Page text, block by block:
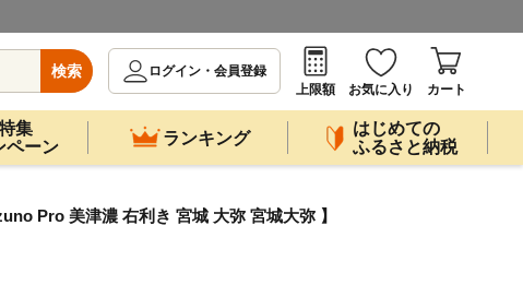
検索
ログイン・会員登録
上限額
お気に入り カート
集
ペーン
ランキング
はじめての
ふるさと納税
Pro 美津濃 右利き 宮城 大弥 宮城大弥 】